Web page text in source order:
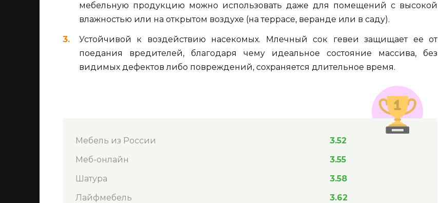
мебельную продукцию можно использовать даже для помещений с высокой
влажностью или на открытом воздухе (на террасе, веранде или в саду).
Устойчивой к воздействию насекомых. Млечный сок гевеи защищает ее от
поедания вредителей, благодаря чему идеальное состояние массива, без
видимых дефектов либо повреждений, сохраняется длительное время.
Мебель из России
3.52
Меб-онлайн
3.55
Шатура
3.58
Лайфмебель
3.62